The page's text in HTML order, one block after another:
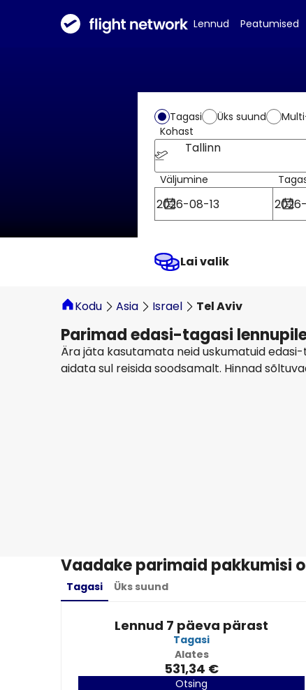
Lennud Peatumised
Tagasi Üks suund
Kohast
Tallinn
Väljumine
Lai valik
Kodu Asia Israel Tel Aviv
Parimad edasi-tagasi
Ära jäta kasutamata neid uskumatuid
aidata sul reisida soodsamalt. Hinnad
Vaadake parimaid pakkumisi
Tagasi Üks suund
Lennud 7 päeva pärast
Tagasi
Alates
531,34 €
Otsing